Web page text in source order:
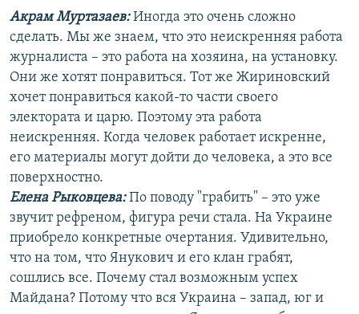
Акрам Муртазаев:Иногда это очень сложно
сделать. Мы же знаем, что это неискренняя работа
журналиста – это работа на хозяина, на установку.
Они же хотят понравиться. Тот же Жириновский
хочет понравиться какой-то части своего
электората и царю. Поэтому эта работа
неискренняя. Когда человек работает искренне,
его материалы могут дойти до человека, а это все
поверхностно.
Елена Рыковцева:По поводу "грабить" – это уже
звучит рефреном, фигура речи стала. На Украине
приобрело конкретные очертания. Удивительно,
что на том, что Янукович и его клан грабят,
сошлись все. Почему стал возможным успех
Майдана? Потому что вся Украина – запад, юг и